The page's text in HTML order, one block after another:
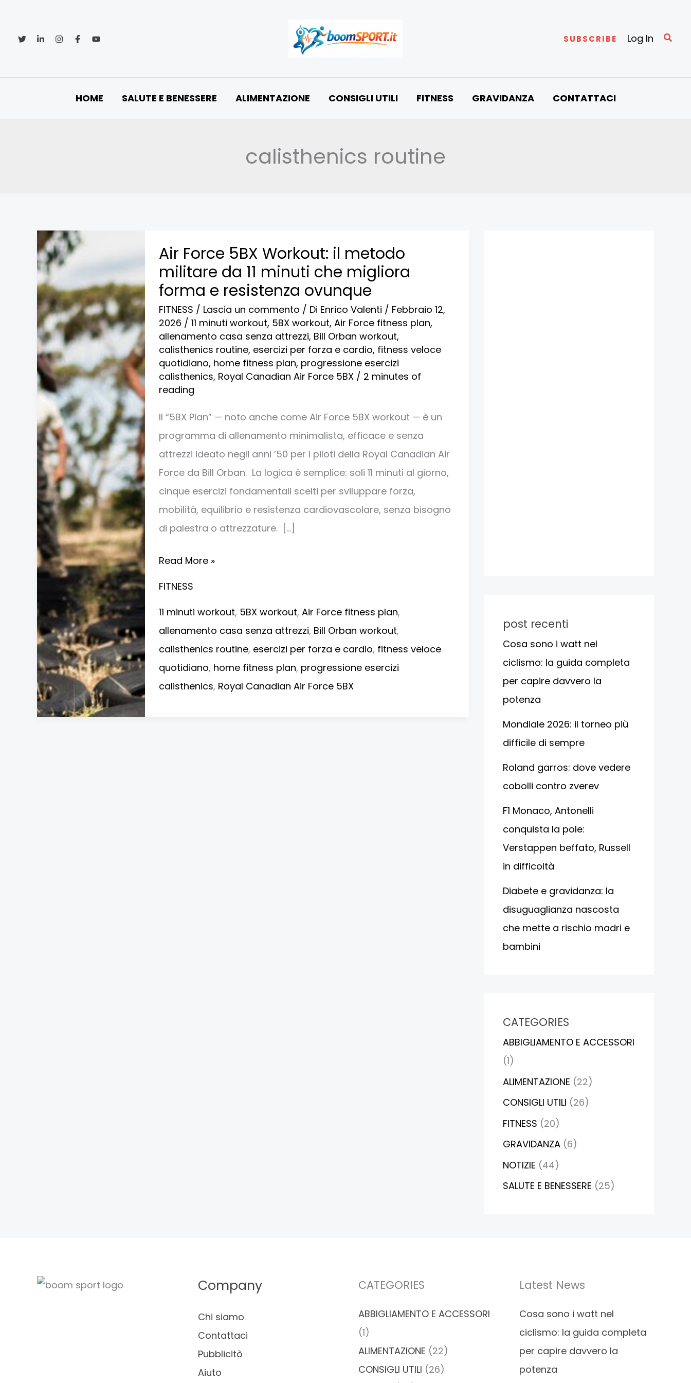
contenuto
SUBSCRIBE Log In Cerca
HOME SALUTE E BENESSERE ALIMENTAZIONE CONSIGLI UTILI FITNESS GRAVIDANZA CONTATTACI
calisthenics routine
Air Force 5BX Workout: il metodo
militare da 11 minuti che migliora
forma e resistenza ovunque
FITNESS / Lascia un commento / Di Enrico Valenti / Febbraio 12,
2026 / 11 minuti workout, 5BX workout, Air Force fitness plan,
allenamento casa senza attrezzi, Bill Orban workout,
calisthenics routine, esercizi per forza e cardio, fitness veloce
quotidiano, home fitness plan, progressione esercizi
calisthenics, Royal Canadian Air Force 5BX / 2 minutes of
reading
Il “5BX Plan” — noto anche come Air Force 5BX workout — è un
programma di allenamento minimalista, efficace e senza
attrezzi ideato negli anni ’50 per i piloti della Royal Canadian Air
Force da Bill Orban. La logica è semplice: soli 11 minuti al giorno,
cinque esercizi fondamentali scelti per sviluppare forza,
mobilità, equilibrio e resistenza cardiovascolare, senza bisogno
di palestra o attrezzature. […]
Force
5BX
Workout:
il
metodo
militare
da
11
che
migliora
forma
e
resistenza
ovunque
Read More »
FITNESS
11 minuti workout, 5BX workout, Air Force fitness plan,
allenamento casa senza attrezzi, Bill Orban workout,
calisthenics routine, esercizi per forza e cardio, fitness veloce
quotidiano, home fitness plan, progressione esercizi
calisthenics, Royal Canadian Air Force 5BX
post recenti
Cosa sono i watt nel
ciclismo: la guida completa
per capire davvero la
potenza
Mondiale 2026: il torneo più
difficile di sempre
Roland garros: dove vedere
cobolli contro zverev
F1 Monaco, Antonelli
conquista la pole:
Verstappen beffato, Russell
in difficoltà
Diabete e gravidanza: la
disuguaglianza nascosta
che mette a rischio madri e
bambini
CATEGORIES
ABBIGLIAMENTO E ACCESSORI
(1)
ALIMENTAZIONE (22)
CONSIGLI UTILI (26)
FITNESS (20)
GRAVIDANZA (6)
NOTIZIE (44)
SALUTE E BENESSERE (25)
Company
Chi siamo
Contattaci
Pubblicitò
Aiuto
CATEGORIES
ABBIGLIAMENTO E ACCESSORI
(1)
ALIMENTAZIONE (22)
CONSIGLI UTILI (26)
Latest News
Cosa sono i watt nel
ciclismo: la guida completa
per capire davvero la
potenza